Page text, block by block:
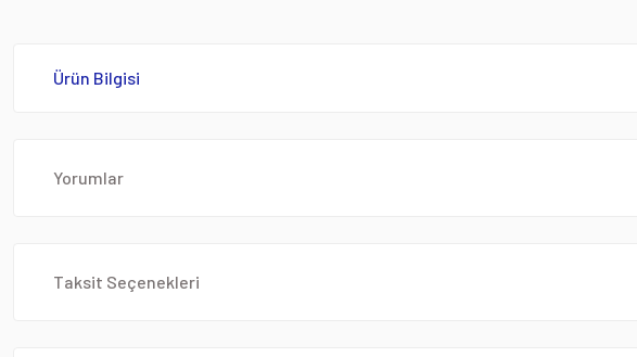
Ürün Bilgisi
Yorumlar
Taksit Seçenekleri